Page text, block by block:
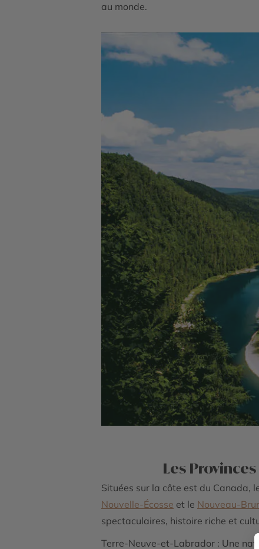
au monde.
Les
Situées sur la côte est du Canada,
Nouvelle-Écosse et le Nouveau-
spectaculaires, histoire riche et
Terre-Neuve-et-Labrador : Une